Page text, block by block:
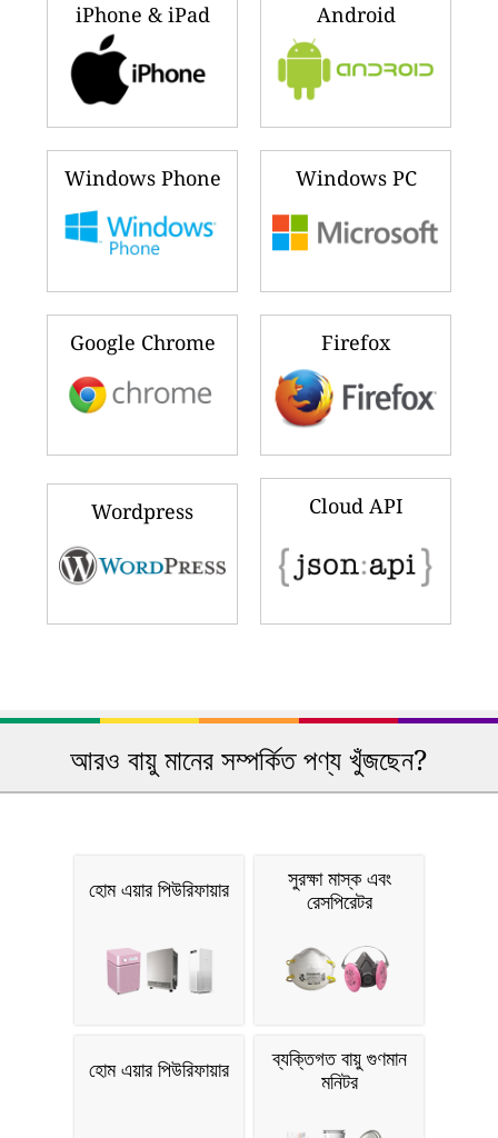
iPhone & iPad Android
Windows Phone Windows PC
Google Chrome Firefox
Wordpress Cloud API
আরও বায়ু মানের সম্পর্কিত পণ্য খুঁজছেন?
হোম এয়ার পিউরিফায়ার
সুরক্ষা মাস্ক এবং
রেসপিরেটর
হোম এয়ার পিউরিফায়ার
ব্যক্তিগত বায়ু গুণমান
মনিটর